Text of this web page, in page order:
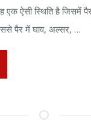
ऐसी स्थिति है जिसमें
पैर में घाव, अल्सर, …